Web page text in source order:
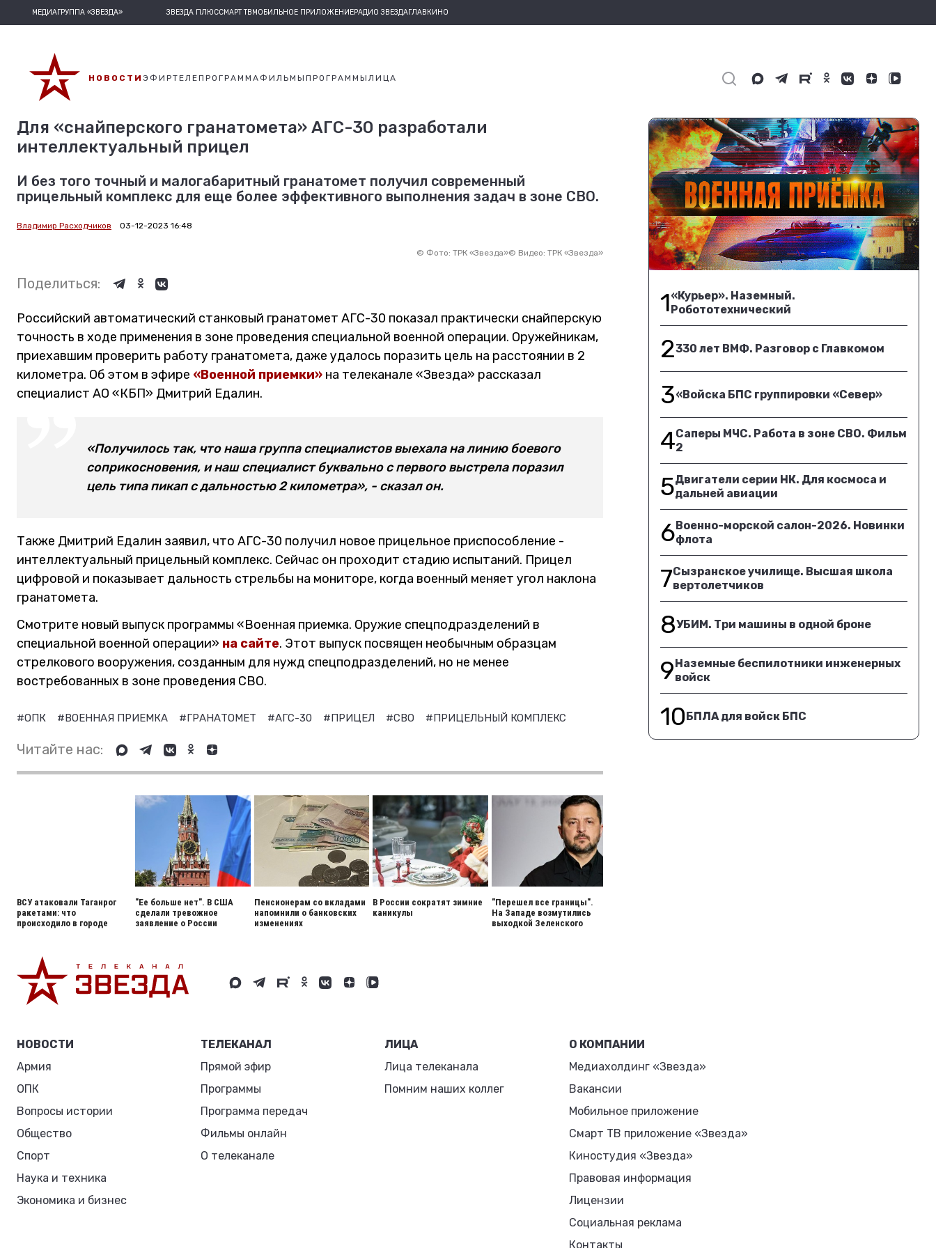
МЕДИАГРУППА «ЗВЕЗДА» ЗВЕЗДА ПЛЮССМАРТ ТВМОБИЛЬНОЕ ПРИЛОЖЕНИЕРАДИО ЗВЕЗДАГЛАВКИНО
НОВОСТИ ЭФИРТЕЛЕПРОГРАММАФИЛЬМЫ ПРОГРАММЫ ЛИЦА
Для «снайперского гранатомета» АГС-30 разработали
интеллектуальный прицел
И без того точный и малогабаритный гранатомет получил современный
прицельный комплекс для еще более эффективного выполнения задач в зоне СВО.
Владимир Расходчиков 03-12-2023 16:48
© Фото: ТРК «Звезда»© Видео: ТРК «Звезда»
Поделиться:
Российский автоматический станковый гранатомет АГС-30 показал практически снайперскую
точность в ходе применения в зоне проведения специальной военной операции. Оружейникам,
приехавшим проверить работу гранатомета, даже удалось поразить цель на расстоянии в 2
километра. Об этом в эфире «Военной приемки» на телеканале «Звезда» рассказал
специалист АО «КБП» Дмитрий Едалин.
«Получилось так, что наша группа специалистов выехала на линию боевого
соприкосновения, и наш специалист буквально с первого выстрела поразил
цель типа пикап с дальностью 2 километра», - сказал он.
Также Дмитрий Едалин заявил, что АГС-30 получил новое прицельное приспособление -
интеллектуальный прицельный комплекс. Сейчас он проходит стадию испытаний. Прицел
цифровой и показывает дальность стрельбы на мониторе, когда военный меняет угол наклона
гранатомета.
Смотрите новый выпуск программы «Военная приемка. Оружие спецподразделений в
специальной военной операции» на сайте. Этот выпуск посвящен необычным образцам
стрелкового вооружения, созданным для нужд спецподразделений, но не менее
востребованных в зоне проведения СВО.
#ОПК #ВОЕННАЯ ПРИЕМКА #ГРАНАТОМЕТ #АГС-30 #ПРИЦЕЛ #СВО #ПРИЦЕЛЬНЫЙ КОМПЛЕКС
Читайте нас:
ВСУ атаковали Таганрог
ракетами: что
происходило в городе
"Ее больше нет". В США
сделали тревожное
заявление о России
Пенсионерам со вкладами
напомнили о банковских
изменениях
В России сократят зимние
каникулы
"Перешел все границы".
На Западе возмутились
выходкой Зеленского
1«Курьер». Наземный.
Робототехнический
2330 лет ВМФ. Разговор с Главкомом
3«Войска БПС группировки «Север»
4Саперы МЧС. Работа в зоне СВО. Фильм
2
5Двигатели серии НК. Для космоса и
дальней авиации
6Военно-морской салон-2026. Новинки
флота
7Сызранское училище. Высшая школа
вертолетчиков
8УБИМ. Три машины в одной броне
9Наземные беспилотники инженерных
войск
10БПЛА для войск БПС
НОВОСТИ
Армия
ОПК
Вопросы истории
Общество
Спорт
Наука и техника
Экономика и бизнес
ТЕЛЕКАНАЛ
Прямой эфир
Программы
Программа передач
Фильмы онлайн
О телеканале
ЛИЦА
Лица телеканала
Помним наших коллег
О КОМПАНИИ
Медиахолдинг «Звезда»
Вакансии
Мобильное приложение
Смарт ТВ приложение «Звезда»
Киностудия «Звезда»
Правовая информация
Лицензии
Социальная реклама
Контакты